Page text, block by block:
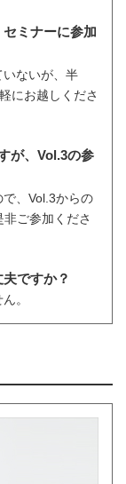
ミナーに参加
ないが、半
にお越しくださ
が、Vol.3の参
、Vol.3からの
ご参加くださ
ですか？
。